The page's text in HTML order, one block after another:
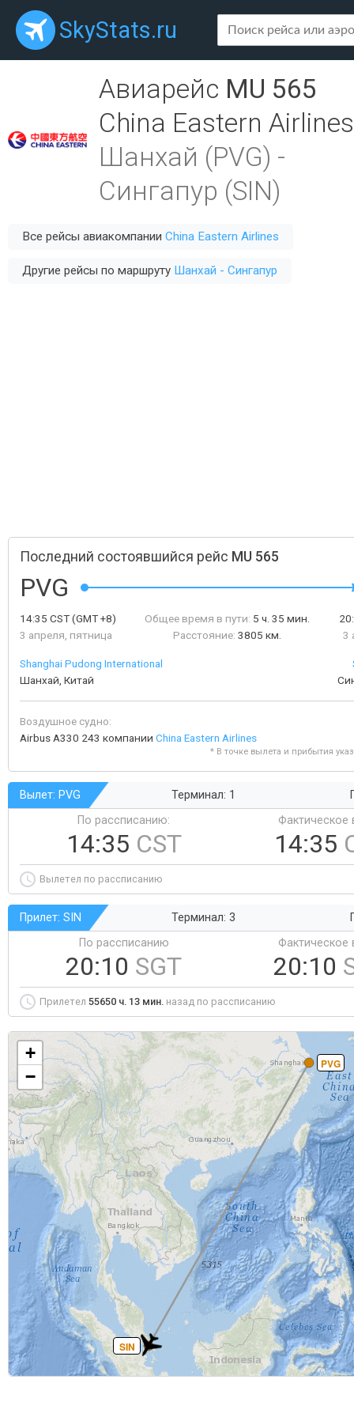
SkyStats.ru
Авиарейс MU 565
China Eastern Airlines
Шанхай (PVG) -
Сингапур (SIN)
Все рейсы авиакомпании China Eastern Airlines
Другие рейсы по маршруту Шанхай - Сингапур
Последний состоявшийся рейс MU 565
PVG
14:35 CST(GMT +8)
3 апреля, пятница
Общее время в пути: 5 ч. 35 мин.
Расстояние: 3805 км.
3
Shanghai Pudong International
Шанхай, Китай
Воздушное судно:
Airbus A330 243 компании China Eastern Airlines
* В точке вылета и прибытия
Вылет: PVG Терминал: 1
По рассписанию:
14:35 CST
Фактическое
14:35
Вылетел по рассписанию
Прилет: SIN Терминал: 3
По рассписанию
20:10 SGT
Фактическое
20:10
Прилетел 55650 ч. 13 мин. назад по рассписанию
PVG
SIN
+
−